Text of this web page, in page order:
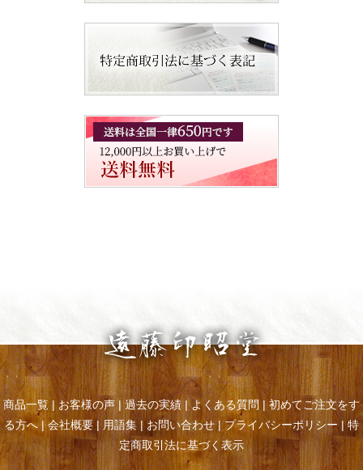
商品一覧|お客様の声|過去の実績|よくある質問|初めてご注文をす
る方へ |会社概要|用語集| お問い合わせ| プライバシーポリシー|特
定商取引法に基づく表示